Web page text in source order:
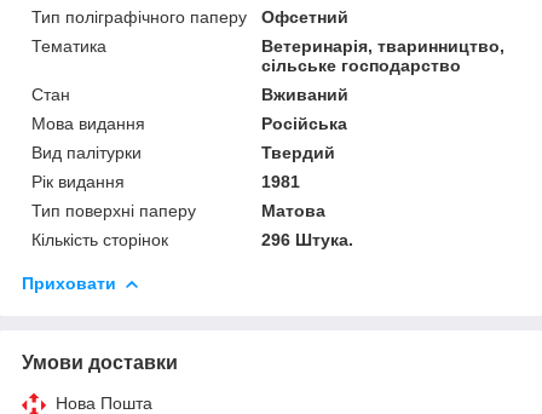
Тип поліграфічного паперу
Офсетний
Тематика
Ветеринарія, тваринництво,
сільське господарство
Стан
Вживаний
Мова видання
Російська
Вид палітурки
Твердий
Рік видання
1981
Тип поверхні паперу
Матова
Кількість сторінок
296 Штука.
Приховати
Умови доставки
Нова Пошта